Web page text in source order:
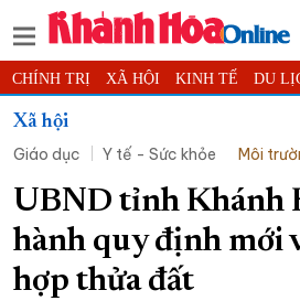
CHÍNH TRỊ XÃ HỘI KINH TẾ DU
THỂ THAO
KHOA HỌC - CÔNG NGHỆ PHÁP LUẬT
THẾ GIỚI MULTIMEDIA VIDEO
PODCAST THÔNG TIN - QUẢNG CÁO
QUY HOẠCH TỈNH KHÁNH HÒA
Xã hội
Giáo dục
Y tế - Sức khỏe Môi
UBND tỉnh Khánh
hành quy định mới
hợp thửa đất